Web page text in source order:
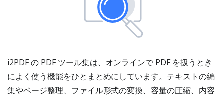
i2PDF の PDF ツール集は、オンラインで PDF を扱うとき
によく使う機能をひとまとめにしています。テキストの編
集やページ整理、ファイル形式の変換、容量の圧縮、内容